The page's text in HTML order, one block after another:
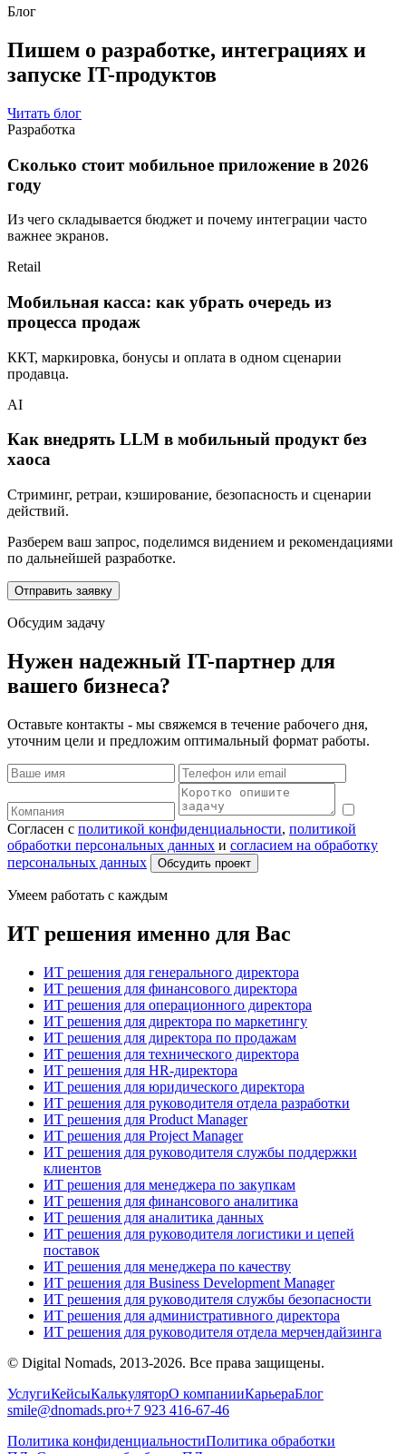
Блог
Пишем о разработке, интеграциях и
запуске IT-продуктов
Читать блог
Разработка
Сколько стоит мобильное приложение в 2026
году
Из чего складывается бюджет и почему интеграции часто
важнее экранов.
Retail
Мобильная касса: как убрать очередь из
процесса продаж
ККТ, маркировка, бонусы и оплата в одном сценарии
продавца.
AI
Как внедрять LLM в мобильный продукт без
хаоса
Стриминг, ретраи, кэширование, безопасность и сценарии
действий.
Разберем ваш запрос, поделимся видением и рекомендациями
по дальнейшей разработке.
Отправить заявку
Обсудим задачу
Нужен надежный IT-партнер для
вашего бизнеса?
Оставьте контакты - мы свяжемся в течение рабочего дня,
уточним цели и предложим оптимальный формат работы.
Согласен с политикой конфиденциальности, политикой
обработки персональных данных и согласием на обработку
персональных данных
Обсудить проект
Умеем работать с каждым
ИТ решения именно для Вас
ИТ решения для генерального директора
ИТ решения для финансового директора
ИТ решения для операционного директора
ИТ решения для директора по маркетингу
ИТ решения для директора по продажам
ИТ решения для технического директора
ИТ решения для HR-директора
ИТ решения для юридического директора
ИТ решения для руководителя отдела разработки
ИТ решения для Product Manager
ИТ решения для Project Manager
ИТ решения для руководителя службы поддержки
клиентов
ИТ решения для менеджера по закупкам
ИТ решения для финансового аналитика
ИТ решения для аналитика данных
ИТ решения для руководителя логистики и цепей
поставок
ИТ решения для менеджера по качеству
ИТ решения для Business Development Manager
ИТ решения для руководителя службы безопасности
ИТ решения для административного директора
ИТ решения для руководителя отдела мерчендайзинга
© Digital Nomads, 2013-2026. Все права защищены.
УслугиКейсыКалькуляторО компанииКарьераБлог
smile@dnomads.pro+7 923 416-67-46
Политика конфиденциальностиПолитика обработки